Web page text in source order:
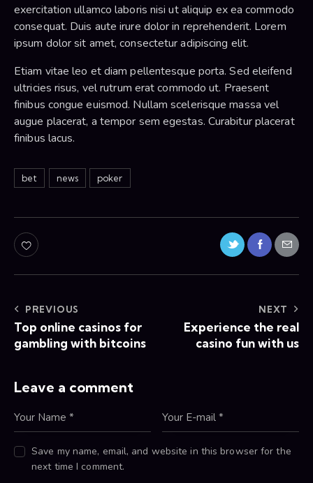
exercitation ullamco laboris nisi ut aliquip ex ea commodo
consequat. Duis aute irure dolor in reprehenderit. Lorem
ipsum dolor sit amet, consectetur adipiscing elit.
Etiam vitae leo et diam pellentesque porta. Sed eleifend
ultricies risus, vel rutrum erat commodo ut. Praesent
finibus congue euismod. Nullam scelerisque massa vel
augue placerat, a tempor sem egestas. Curabitur placerat
finibus lacus.
bet news poker
PREVIOUS
Top online casinos for
gambling with bitcoins
NEXT
Experience the real
casino fun with us
Leave a comment
Save my name, email, and website in this browser for the
next time I comment.